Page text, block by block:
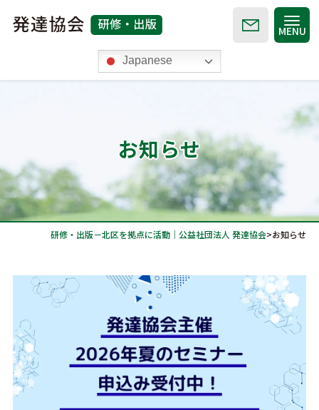
セミナー
月刊 発達教育
Roadオンライン動画配信
書籍・DVD・教材
よくある質問
Japanese
MENU
お知らせ
研修・出版－北区を拠点に活動｜公益社団法人 発達協会>お知らせ